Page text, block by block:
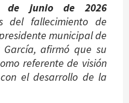
de junio de 2026
del fallecimiento de
municipal de
García, afirmó que su
referente de visión
el desarrollo de la